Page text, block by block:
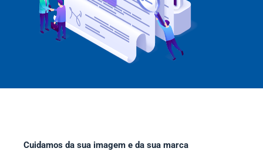
Cuidamos da sua imagem e da sua marca